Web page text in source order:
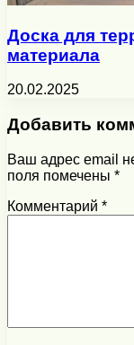
Доска для
материала
20.02.2025
Добавить
Ваш адрес email
поля помечены *
Комментарий *